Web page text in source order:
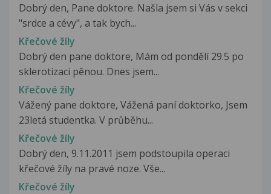
Dobrý den, Pane doktore. Našla jsem si Vás v sekci
"srdce a cévy", a tak bych...
Křečové žíly
Dobrý den pane doktore, Mám od pondělí 29.5 po
sklerotizaci pěnou. Dnes jsem...
Křečové žíly
Vážený pane doktore, Vážená paní doktorko, Jsem
23letá studentka. V průběhu...
Křečové žíly
Dobrý den, 9.11.2011 jsem podstoupila operaci
křečové žíly na pravé noze. Vše...
Křečové žíly